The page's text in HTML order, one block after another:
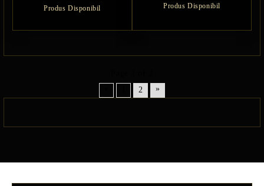
Produs Disponibil Produs Disponibil
2 »